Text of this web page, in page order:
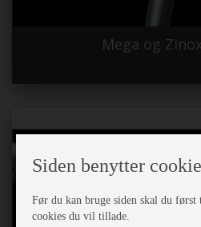
Mega og
Siden benytter
Før du kan bruge siden skal du
cookies du vil tillade.